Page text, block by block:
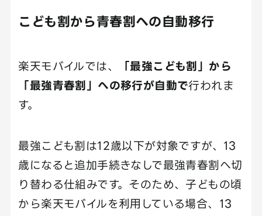
こども割から青春割への自動移行
楽天モバイルでは、
「最強こども割」から
「最強青春割」への移行が自動で行われま
す。
最強こども割は12歳以下が対象ですが、13
歳になると追加手続きなしで最強青春割へ切
り替わる仕組みです。そのため、子どもの頃
から楽天モバイルを利用している場合、13